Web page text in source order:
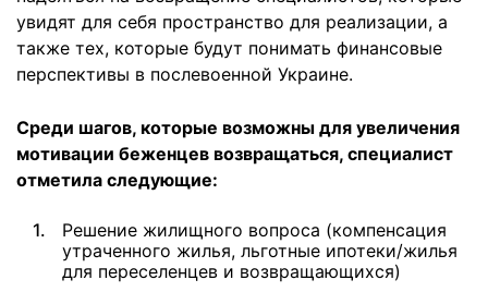
увидят для себя пространство для реализации, а
также тех, которые будут понимать финансовые
перспективы в послевоенной Украине.
Среди шагов, которые возможны для увеличения
мотивации беженцев возвращаться, специалист
отметила следующие:
Решение жилищного вопроса (компенсация
утраченного жилья, льготные ипотеки/жилья
для переселенцев и возвращающихся)